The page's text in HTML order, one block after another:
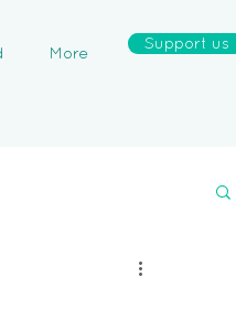
More Support us